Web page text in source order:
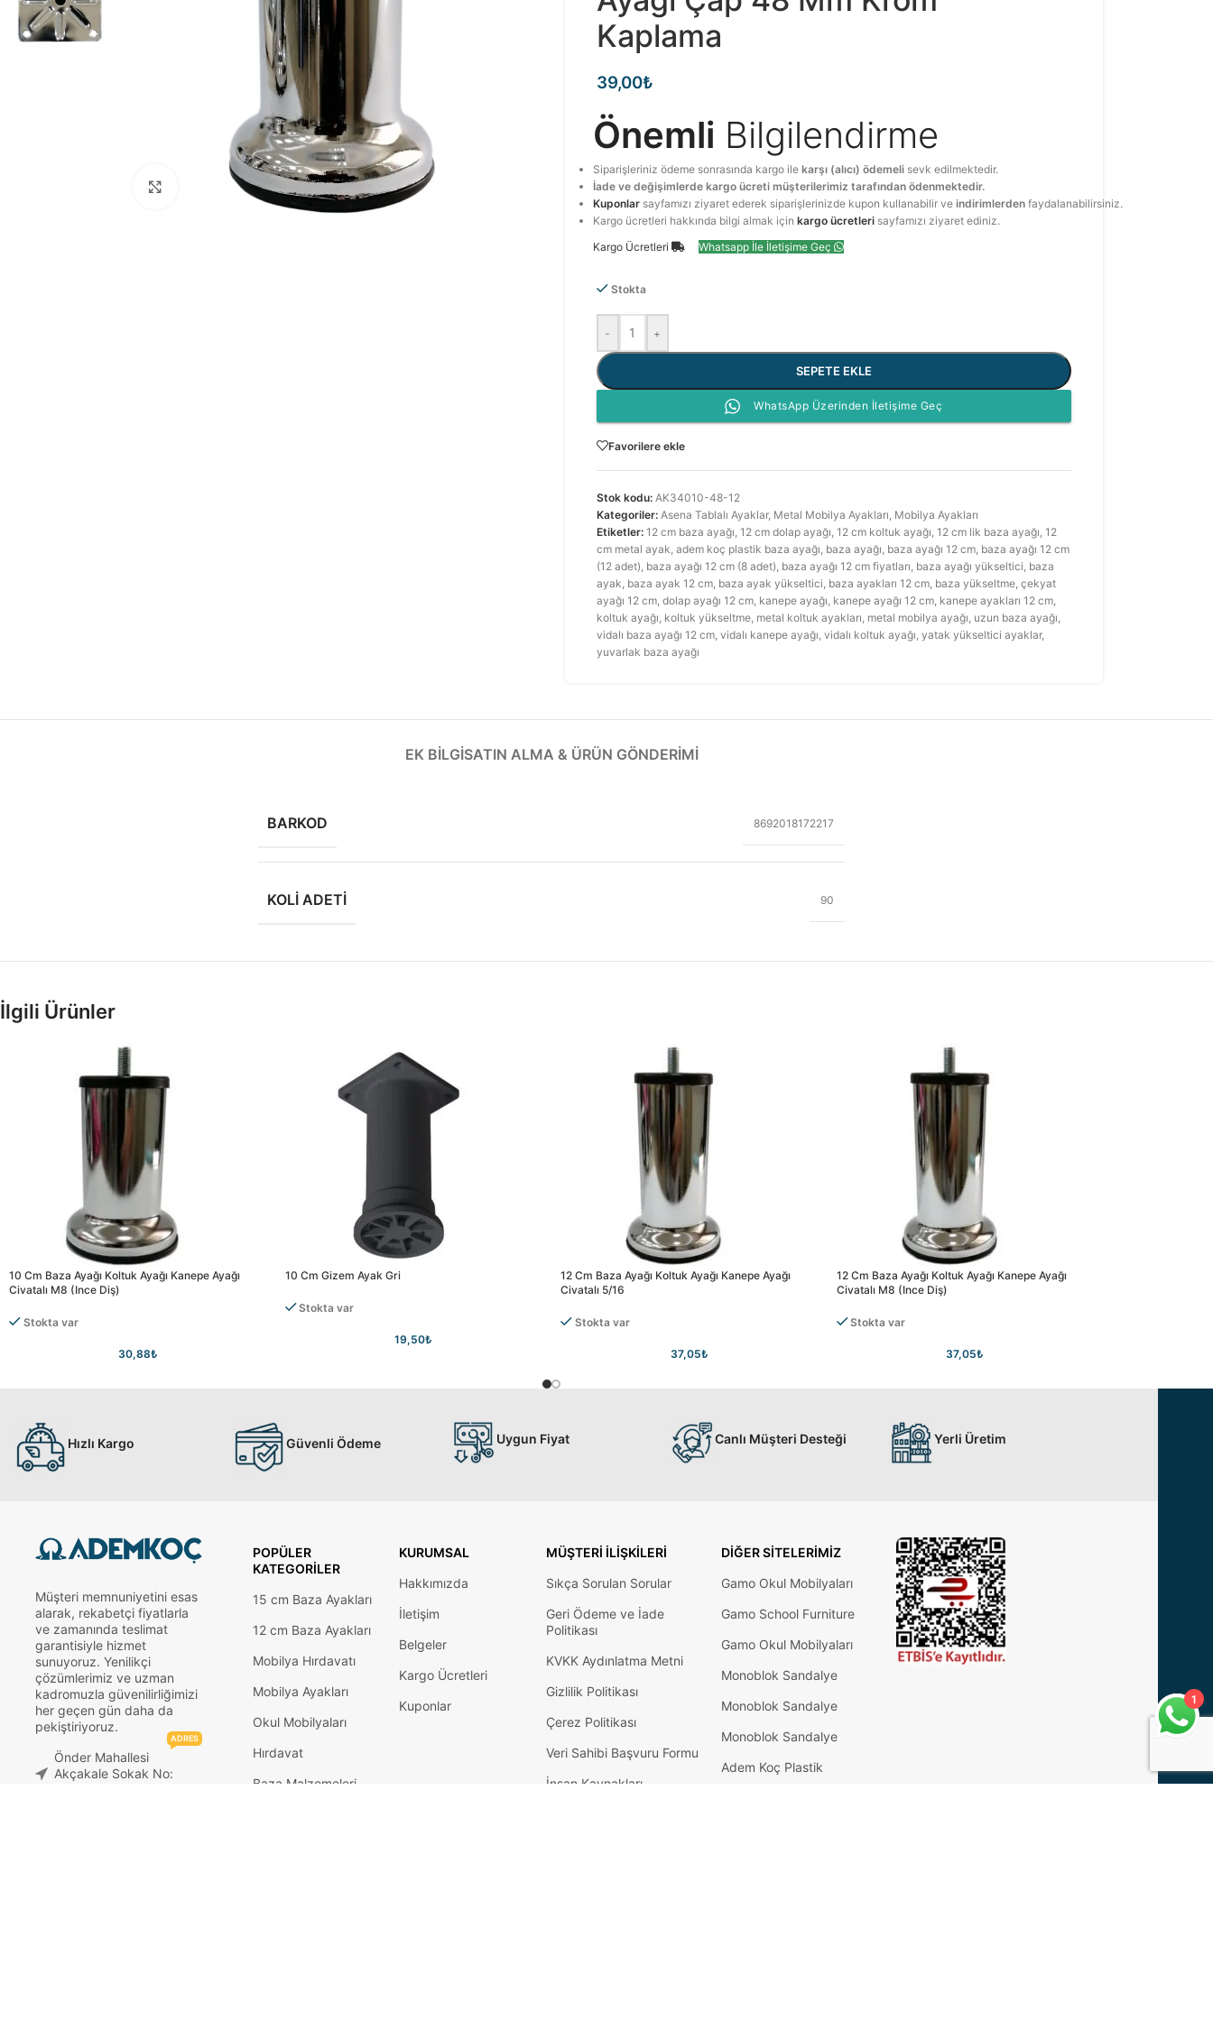
Büyütmek için tıklayınız
Kaplama
39,00₺
Önemli Bilgilendirme
Siparişleriniz ödeme sonrasında kargo ilekarşı (alıcı) ödemeli sevk edilmektedir.
İade ve değişimlerde kargo ücreti müşterilerimiz tarafından ödenmektedir.
Kuponlar sayfamızı ziyaret ederek siparişlerinizde kupon kullanabilir veindirimlerden faydalanabilirsiniz.
Kargo ücretleri hakkında bilgi almak içinkargo ücretleri sayfamızı ziyaret ediniz.
Kargo Ücretleri
Whatsapp İle İletişime Geç
Stokta
- +
SEPETE EKLE
WhatsApp Üzerinden İletişime Geç
Favorilere ekle
Stok kodu: AK34010-48-12
Kategoriler: Asena Tablalı Ayaklar, Metal Mobilya Ayakları, Mobilya Ayakları
Etiketler: 12 cm baza ayağı, 12 cm dolap ayağı, 12 cm koltuk ayağı, 12 cm lik baza ayağı, 12
cm metal ayak, adem koç plastik baza ayağı, baza ayağı, baza ayağı 12 cm, baza ayağı 12 cm
(12 adet), baza ayağı 12 cm (8 adet), baza ayağı 12 cm fiyatları, baza ayağı yükseltici, baza
ayak, baza ayak 12 cm, baza ayak yükseltici, baza ayakları 12 cm, baza yükseltme, çekyat
ayağı 12 cm, dolap ayağı 12 cm, kanepe ayağı, kanepe ayağı 12 cm, kanepe ayakları 12 cm,
koltuk ayağı, koltuk yükseltme, metal koltuk ayakları, metal mobilya ayağı, uzun baza ayağı,
vidalı baza ayağı 12 cm, vidalı kanepe ayağı, vidalı koltuk ayağı, yatak yükseltici ayaklar,
yuvarlak baza ayağı
EK BILGISATIN ALMA & ÜRÜN GÖNDERIMI
BARKOD 8692018172217
KOLI ADETI 90
İlgili Ürünler
10 Cm Baza Ayağı Koltuk Ayağı Kanepe Ayağı
Civatalı M8 (ince Diş)
Stokta var
30,88₺
10 Cm Gizem Ayak Gri
Stokta var
19,50₺
12 Cm Baza Ayağı Koltuk Ayağı Kanepe Ayağı
Civatalı 5/16
Stokta var
37,05₺
12 Cm Baza Ayağı Koltuk Ayağı Kanepe Ayağı
Civatalı M8 (ince Diş)
Stokta var
37,05₺
Hızlı Kargo Güvenli Ödeme Uygun Fiyat Canlı Müşteri Desteği Yerli Üretim
Müşteri memnuniyetini esas
alarak, rekabetçi fiyatlarla
ve zamanında teslimat
garantisiyle hizmet
sunuyoruz. Yenilikçi
çözümlerimiz ve uzman
kadromuzla güvenilirliğimizi
her geçen gün daha da
pekiştiriyoruz.
Önder Mahallesi
Akçakale Sokak No:
ADRES
POPÜLER
KATEGORILER
15 cm Baza Ayakları
12 cm Baza Ayakları
Mobilya Hırdavatı
Mobilya Ayakları
Okul Mobilyaları
Hırdavat
Baza Malzemeleri
KURUMSAL
Hakkımızda
İletişim
Belgeler
Kargo Ücretleri
Kuponlar
MÜŞTERI İLIŞKILERI
Sıkça Sorulan Sorular
Geri Ödeme ve İade
Politikası
KVKK Aydınlatma Metni
Gizlilik Politikası
Çerez Politikası
Veri Sahibi Başvuru Formu
İnsan Kaynakları
DIĞER SITELERIMIZ
Gamo Okul Mobilyaları
Gamo School Furniture
Gamo Okul Mobilyaları
Monoblok Sandalye
Monoblok Sandalye
Monoblok Sandalye
Adem Koç Plastik
1